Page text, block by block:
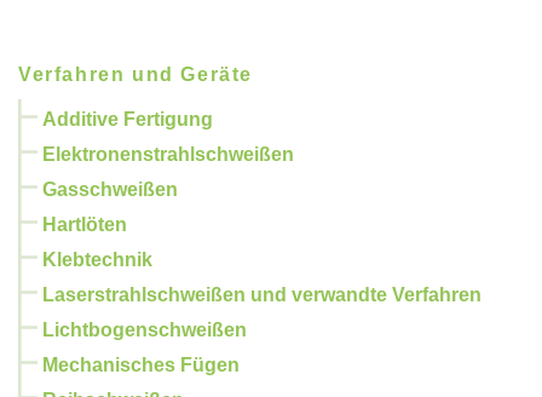
Verfahren und Geräte
Additive Fertigung
Elektronenstrahlschweißen
Gasschweißen
Hartlöten
Klebtechnik
Laserstrahlschweißen und verwandte Verfahren
Lichtbogenschweißen
Mechanisches Fügen